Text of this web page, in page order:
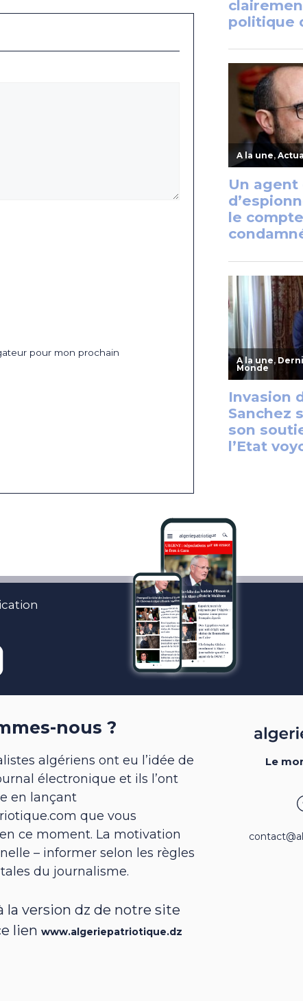
pour mon prochain
nous ?
algériens ont eu l’idée de
électronique et ils l’ont
en lançant
que vous
ce moment. La motivation
– informer selon les règles
du journalisme.
la version dz de notre site
lienwww.algeriepatriotique.dz
Le